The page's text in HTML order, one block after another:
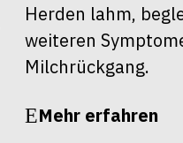
Herden lahm,
weiteren
Milchrückgang.
Mehr erfahren